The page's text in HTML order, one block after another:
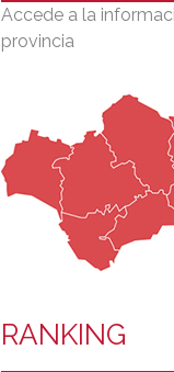
Accede a la
provincia
RANKING